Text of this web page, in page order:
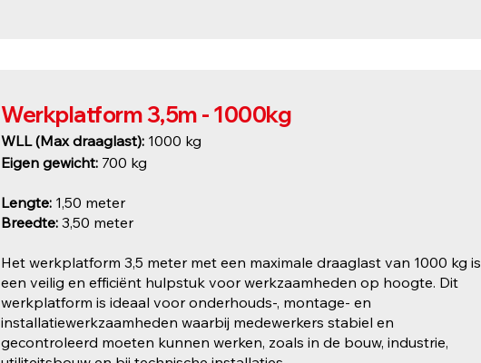
Werkplatform 3,5m - 1000kg
WLL (Max draaglast): 1000 kg
Eigen gewicht: 700 kg
Lengte: 1,50 meter
Breedte: 3,50 meter
Het werkplatform 3,5 meter met een maximale draaglast van 1000 kg is
een veilig en efficiënt hulpstuk voor werkzaamheden op hoogte. Dit
werkplatform is ideaal voor onderhouds-, montage- en
installatiewerkzaamheden waarbij medewerkers stabiel en
gecontroleerd moeten kunnen werken, zoals in de bouw, industrie,